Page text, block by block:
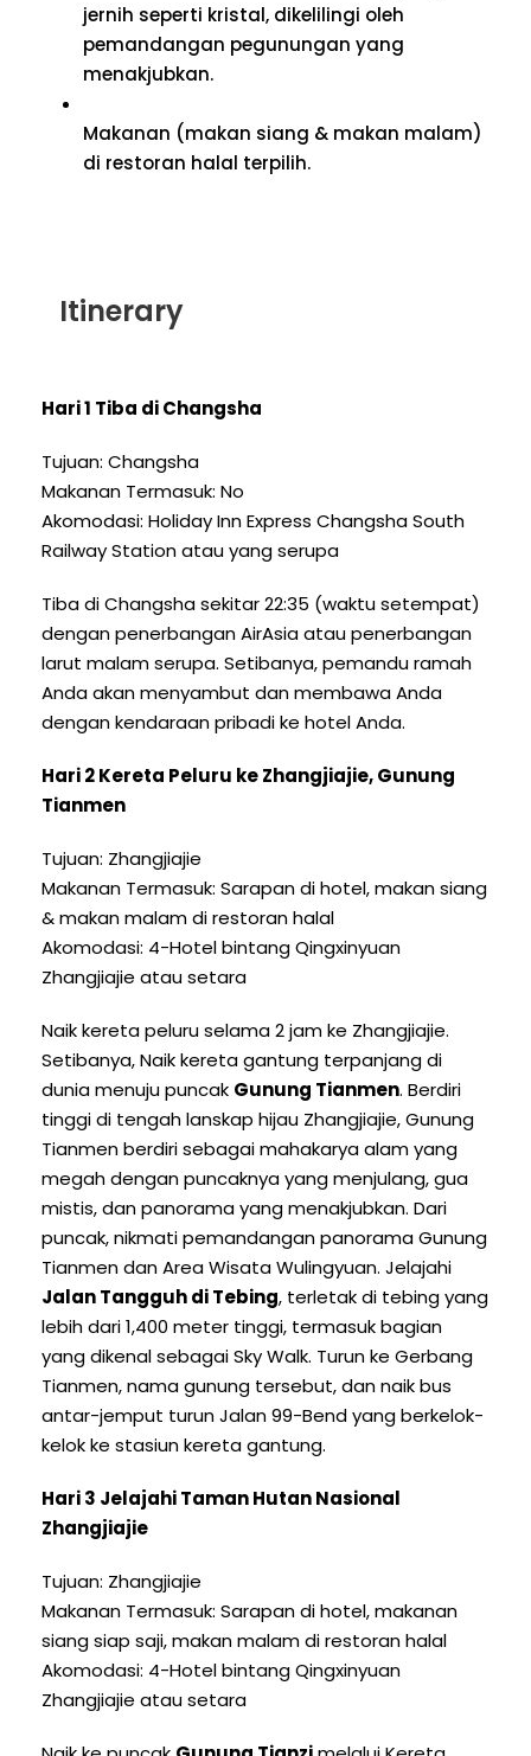
jernih seperti kristal, dikelilingi oleh
pemandangan pegunungan yang
menakjubkan.
Makanan (makan siang & makan malam)
di restoran halal terpilih.
Itinerary
Hari 1 Tiba di Changsha
Tujuan: Changsha
Makanan Termasuk: No
Akomodasi: Holiday Inn Express Changsha South
Railway Station atau yang serupa
Tiba di Changsha sekitar 22:35 (waktu setempat)
dengan penerbangan AirAsia atau penerbangan
larut malam serupa. Setibanya, pemandu ramah
Anda akan menyambut dan membawa Anda
dengan kendaraan pribadi ke hotel Anda.
Hari 2 Kereta Peluru ke Zhangjiajie, Gunung
Tianmen
Tujuan: Zhangjiajie
Makanan Termasuk: Sarapan di hotel, makan siang
& makan malam di restoran halal
Akomodasi: 4-Hotel bintang Qingxinyuan
Zhangjiajie atau setara
Naik kereta peluru selama 2 jam ke Zhangjiajie.
Setibanya, Naik kereta gantung terpanjang di
dunia menuju puncak Gunung Tianmen. Berdiri
tinggi di tengah lanskap hijau Zhangjiajie, Gunung
Tianmen berdiri sebagai mahakarya alam yang
megah dengan puncaknya yang menjulang, gua
mistis, dan panorama yang menakjubkan. Dari
puncak, nikmati pemandangan panorama Gunung
Tianmen dan Area Wisata Wulingyuan. Jelajahi
Jalan Tangguh di Tebing, terletak di tebing yang
lebih dari 1,400 meter tinggi, termasuk bagian
yang dikenal sebagai Sky Walk. Turun ke Gerbang
Tianmen, nama gunung tersebut, dan naik bus
antar-jemput turun Jalan 99-Bend yang berkelok-
kelok ke stasiun kereta gantung.
Hari 3 Jelajahi Taman Hutan Nasional
Zhangjiajie
Tujuan: Zhangjiajie
Makanan Termasuk: Sarapan di hotel, makanan
siang siap saji, makan malam di restoran halal
Akomodasi: 4-Hotel bintang Qingxinyuan
Zhangjiajie atau setara